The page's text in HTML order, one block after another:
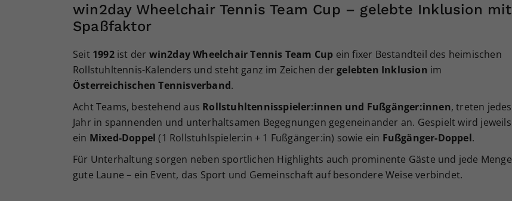
win2day Wheelchair Tennis Team Cup – gelebte Inklusion mit
Spaßfaktor
Seit 1992ist der win2day Wheelchair Tennis Team Cup ein fixer Bestandteil des heimischen
Rollstuhltennis-Kalenders und steht ganz im Zeichen der gelebten Inklusion im
Österreichischen Tennisverband.
Acht Teams, bestehend aus Rollstuhltennisspieler:innen und Fußgänger:innen, treten jedes
Jahr in spannenden und unterhaltsamen Begegnungen gegeneinander an. Gespielt wird jeweils
ein Mixed-Doppel (1 Rollstuhlspieler:in + 1 Fußgänger:in) sowie ein Fußgänger-Doppel.
Für Unterhaltung sorgen neben sportlichen Highlights auch prominente Gäste und jede Menge
gute Laune – ein Event, das Sport und Gemeinschaft auf besondere Weise verbindet.